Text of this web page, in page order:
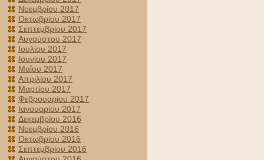
Νοεμβρίου 2017
Οκτωβρίου 2017
Σεπτεμβρίου 2017
Αυγούστου 2017
Ιουλίου 2017
Ιουνίου 2017
Μαΐου 2017
Απριλίου 2017
Μαρτίου 2017
Φεβρουαρίου 2017
Ιανουαρίου 2017
Δεκεμβρίου 2016
Νοεμβρίου 2016
Οκτωβρίου 2016
Σεπτεμβρίου 2016